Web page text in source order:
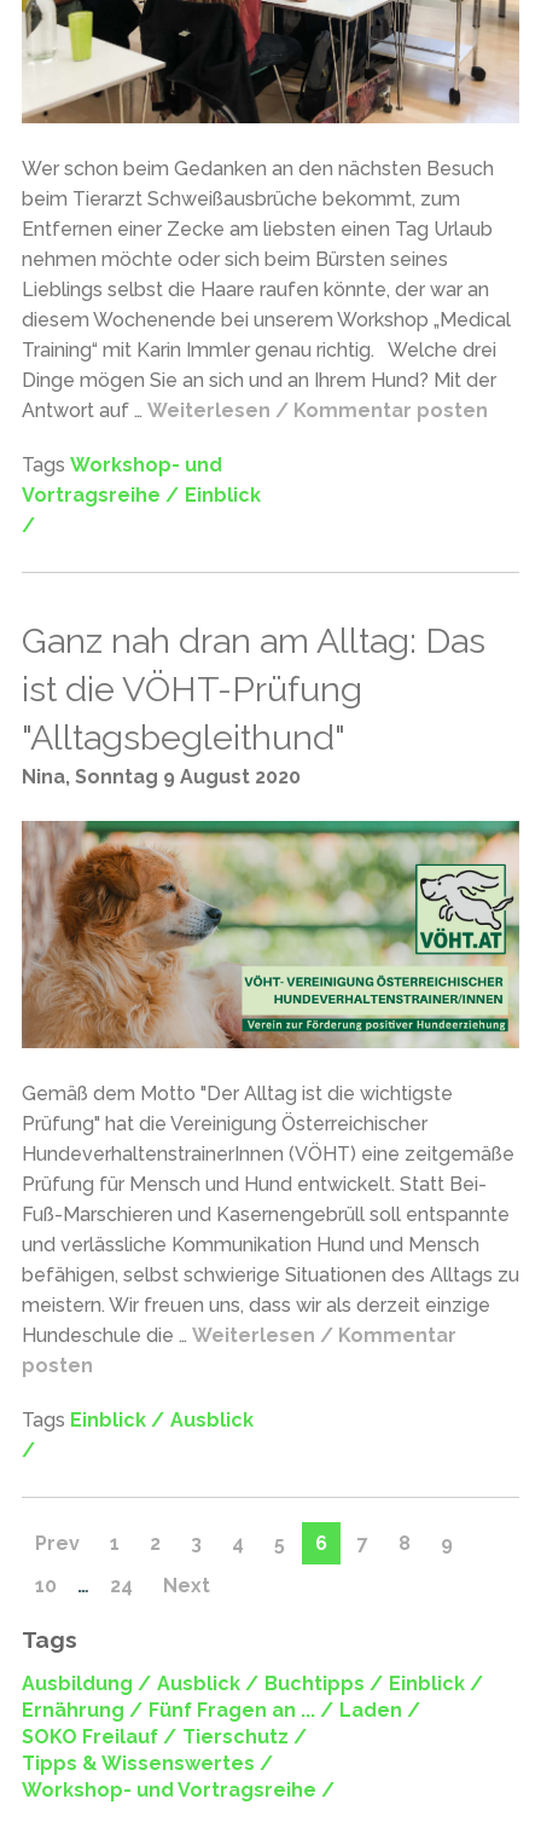
Wer schon beim Gedanken an den nächsten Besuch
beim Tierarzt Schweißausbrüche bekommt, zum
Entfernen einer Zecke am liebsten einen Tag Urlaub
nehmen möchte oder sich beim Bürsten seines
Lieblings selbst die Haare raufen könnte, der war an
diesem Wochenende bei unserem Workshop „Medical
Training“ mit Karin Immler genau richtig. Welche drei
Dinge mögen Sie an sich und an Ihrem Hund? Mit der
Antwort auf … Weiterlesen / Kommentar posten
Tags Workshop- und
Vortragsreihe / Einblick
/
Ganz nah dran am Alltag: Das
ist die VÖHT-Prüfung
"Alltagsbegleithund"
Nina, Sonntag 9 August 2020
Gemäß dem Motto "Der Alltag ist die wichtigste
Prüfung" hat die Vereinigung Österreichischer
HundeverhaltenstrainerInnen (VÖHT) eine zeitgemäße
Prüfung für Mensch und Hund entwickelt. Statt Bei-
Fuß-Marschieren und Kasernengebrüll soll entspannte
und verlässliche Kommunikation Hund und Mensch
befähigen, selbst schwierige Situationen des Alltags zu
meistern. Wir freuen uns, dass wir als derzeit einzige
Hundeschule die … Weiterlesen / Kommentar
posten
Tags Einblick / Ausblick
/
Prev 1 2 3 4 5 6 7 8
9
10
… 24 Next
Tags
Ausbildung / Ausblick / Buchtipps / Einblick /
Ernährung / Fünf Fragen an ... / Laden /
SOKO Freilauf / Tierschutz /
Tipps & Wissenswertes /
Workshop- und Vortragsreihe /